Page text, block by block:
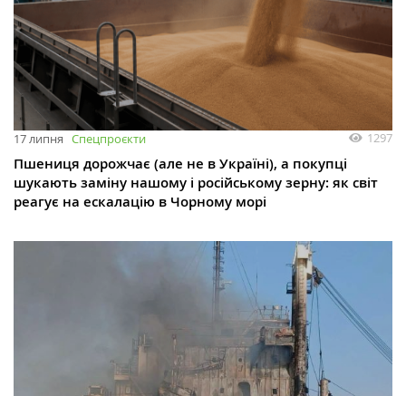
17 липня Спецпроєкти 1297
Пшениця дорожчає (але не в Україні), а покупці
шукають заміну нашому і російському зерну: як світ
реагує на ескалацію в Чорному морі